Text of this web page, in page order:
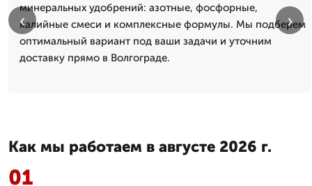
минеральных удобрений: азотные, фосфорные,
калийные смеси и комплексные формулы. Мы подберем
оптимальный вариант под ваши задачи и уточним
доставку прямо в Волгограде.
‹ ›
Как мы работаем в августе 2026 г.
01